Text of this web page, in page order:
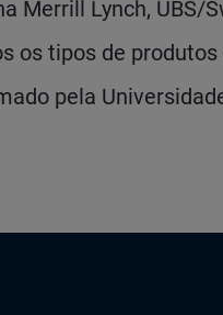
Merrill Lynch, UBS/
os tipos de
pela